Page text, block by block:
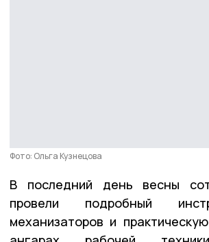
Фото: Ольга Кузнецова
В последний день весны
провели подробный
механизаторов и